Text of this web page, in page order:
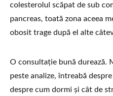
colesterolul scăpat de sub
pancreas, toată zona aceea
obosit trage după el alte
O consultație bună durează.
peste analize, întreabă
despre cum dormi și cât de